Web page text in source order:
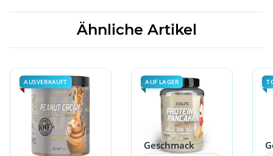
Ähnliche Artikel
AUSVERKAUFT AUF LAGER
Geschmack